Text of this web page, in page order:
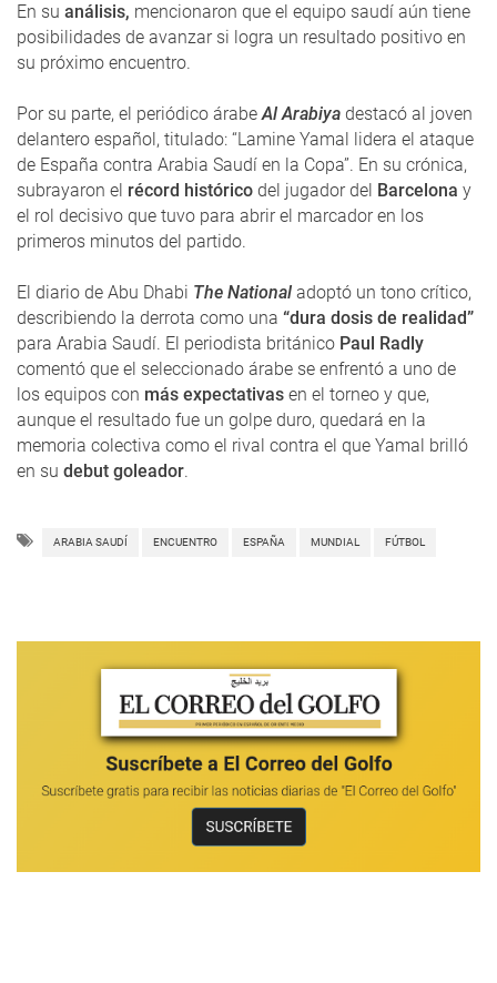
En su análisis, mencionaron que el equipo saudí aún tiene
posibilidades de avanzar si logra un resultado positivo en
su próximo encuentro.
Por su parte, el periódico árabeAl Arabiya destacó al joven
delantero español, titulado: “Lamine Yamal lidera el ataque
de España contra Arabia Saudí en la Copa”. En su crónica,
subrayaron el récord histórico del jugador del Barcelona y
el rol decisivo que tuvo para abrir el marcador en los
primeros minutos del partido.
El diario de Abu Dhabi The National adoptó un tono crítico,
describiendo la derrota como una “dura dosis de realidad”
para Arabia Saudí. El periodista británico Paul Radly
comentó que el seleccionado árabe se enfrentó a uno de
los equipos con más expectativas en el torneo y que,
aunque el resultado fue un golpe duro, quedará en la
memoria colectiva como el rival contra el que Yamal brilló
en su debut goleador.
ARABIA SAUDÍ ENCUENTRO ESPAÑA MUNDIAL FÚTBOL